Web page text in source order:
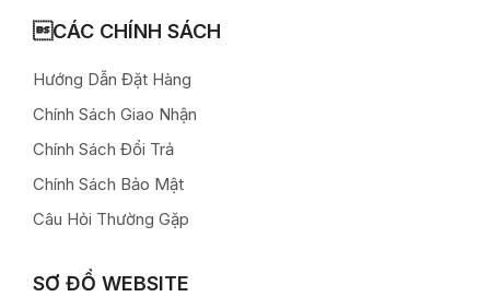
CÁC CHÍNH SÁCH
Hướng Dẫn Đặt Hàng
Chính Sách Giao Nhận
Chính Sách Đổi Trả
Chính Sách Bảo Mật
Câu Hỏi Thường Gặp
SƠ ĐỒ WEBSITE